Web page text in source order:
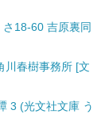
18-60 吉原裏同
川春樹事務所 [文
3 (光文社文庫 う